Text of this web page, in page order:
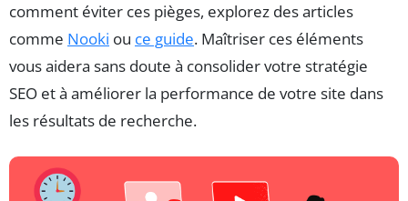
comment éviter ces pièges, explorez des articles
comme Nooki ou ce guide. Maîtriser ces éléments
vous aidera sans doute à consolider votre stratégie
SEO et à améliorer la performance de votre site dans
les résultats de recherche.